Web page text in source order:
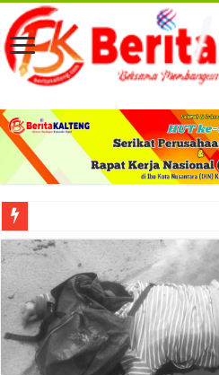
Viral! Selama Dua Bulan Lebih Siltap